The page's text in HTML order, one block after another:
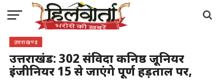
उत्तराखण्ड
उत्तराखंड: 302 संविदा कनिष्ठ जूनियर
इंजीनियर 15 से जाएंगे पूर्ण हड़ताल पर,